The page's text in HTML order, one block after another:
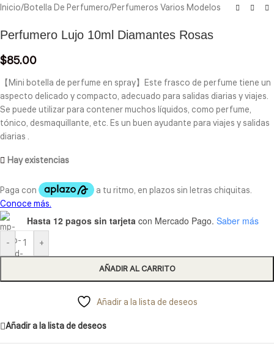
Inicio/Botella De Perfumero/Perfumeros Varios Modelos
Perfumero Lujo 10ml Diamantes Rosas
$85.00
【Mini botella de perfume en spray】Este frasco de perfume tiene un
aspecto delicado y compacto, adecuado para salidas diarias y viajes.
Se puede utilizar para contener muchos líquidos, como perfume,
tónico, desmaquillante, etc. Es un buen ayudante para viajes y salidas
diarias .
Hay existencias
Hasta 12 pagos sin tarjeta con Mercado Pago. Saber más
-
+
AÑADIR AL CARRITO
Añadir a la lista de deseos
Añadir a la lista de deseos